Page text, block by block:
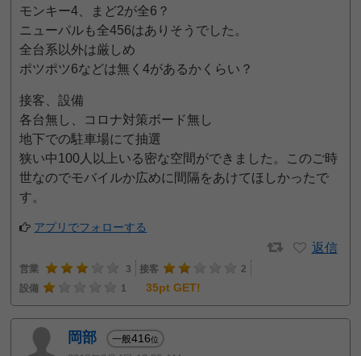
モンキー4、まど2が全6？
ニューパルも全456はありそうでした。
全台系以外は厳しめ
ポツポツ6などは無く4があるかくらい？
接客、設備
各台無し、コロナ対策ボード無し
地下での駐車場にて抽選
狭い中100人以上いる密な空間ができました。このご時
世なのでモバイルか広めに間隔をあけてほしかったで
す。
アプリでフォローする
返信
営業 3 接客
2
設備
1 35pt GET!
岡部 一般416位